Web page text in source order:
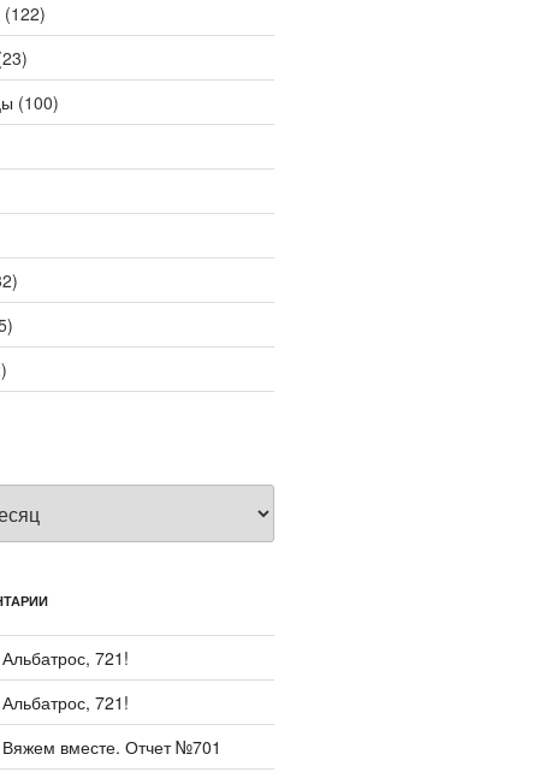
(122)
(100)
Альбатрос, 721!
Альбатрос, 721!
Вяжем вместе. Отчет №701